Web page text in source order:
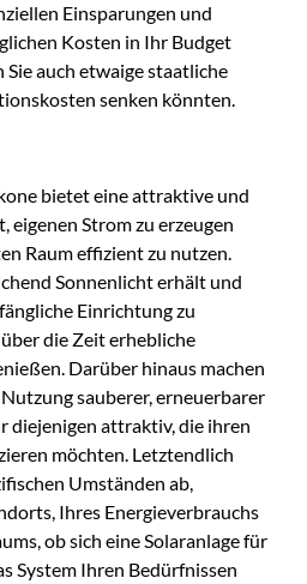
Einsparungen und
Kosten in Ihr Budget
Sie auch etwaige staatliche
senken könnten.
bietet eine attraktive und
eigenen Strom zu erzeugen
Raum effizient zu nutzen.
Sonnenlicht erhält und
Einrichtung zu
die Zeit erhebliche
Darüber hinaus machen
sauberer, erneuerbarer
diejenigen attraktiv, die ihren
möchten. Letztendlich
Umständen ab,
Ihres Energieverbrauchs
ob sich eine Solaranlage für
System Ihren Bedürfnissen